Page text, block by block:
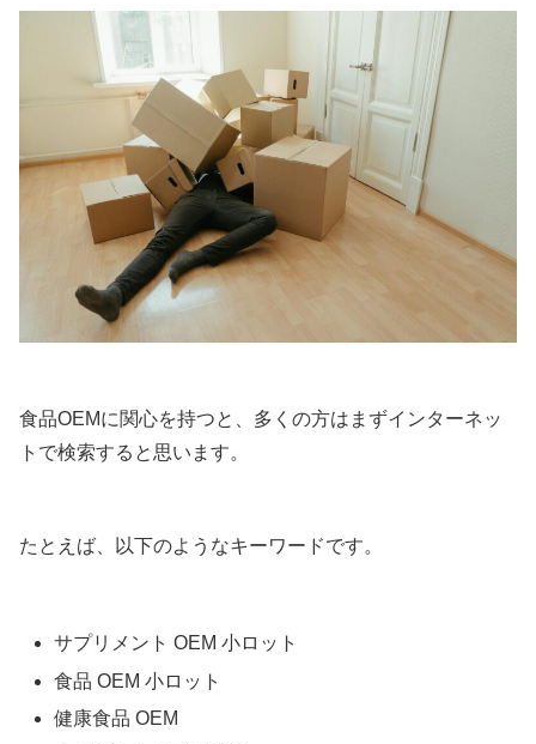
食品OEMに関心を持つと、多くの方はまずインターネッ
トで検索すると思います。
たとえば、以下のようなキーワードです。
サプリメント OEM 小ロット
食品 OEM 小ロット
健康食品 OEM